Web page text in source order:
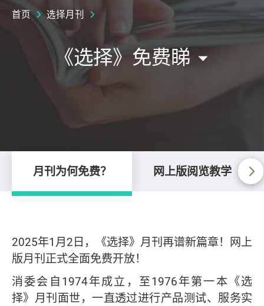
首页 选择月刊
《选择》免费睇
月刊为何免费？ 网上版阅览教学
2025年1月2日，《选择》月刊再谱新篇章！网上
版月刊正式全面免费开放！
消委会自1974年成立，至1976年第一本《选
择》月刊面世，一直透过进行产品测试、服务实